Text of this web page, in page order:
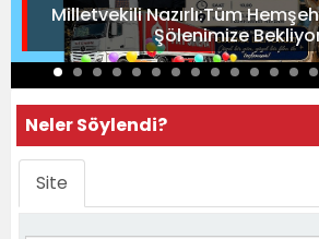
Milletvekili Nazırlı:Tüm
Şölenimize
Neler Söylendi?
Site